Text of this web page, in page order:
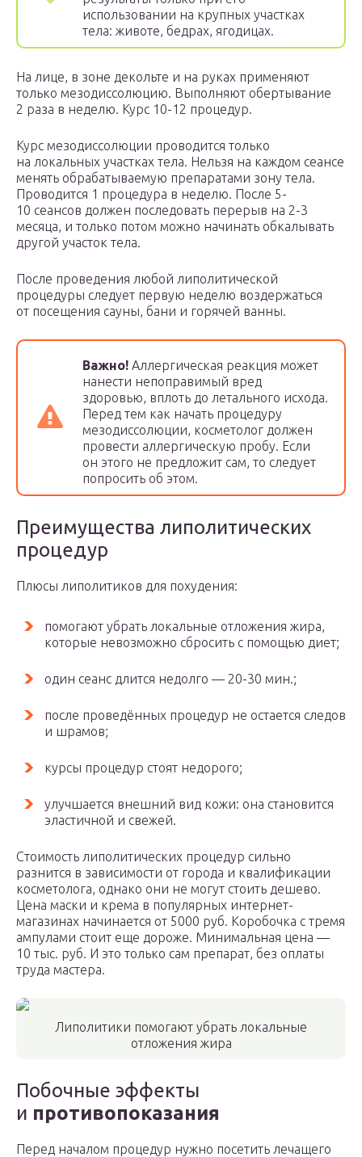
использовании на крупных участках
тела: животе, бедрах, ягодицах.
На лице, в зоне декольте и на руках применяют
только мезодиссолюцию. Выполняют обертывание
2 раза в неделю. Курс 10-12 процедур.
Курс мезодиссолюции проводится только
на локальных участках тела. Нельзя на каждом сеансе
менять обрабатываемую препаратами зону тела.
Проводится 1 процедура в неделю. После 5-
10 сеансов должен последовать перерыв на 2-3
месяца, и только потом можно начинать обкалывать
другой участок тела.
После проведения любой липолитической
процедуры следует первую неделю воздержаться
от посещения сауны, бани и горячей ванны.
Важно! Аллергическая реакция может
нанести непоправимый вред
здоровью, вплоть до летального исхода.
Перед тем как начать процедуру
мезодиссолюции, косметолог должен
провести аллергическую пробу. Если
он этого не предложит сам, то следует
попросить об этом.
Преимущества липолитических
процедур
Плюсы липолитиков для похудения:
помогают убрать локальные отложения жира,
которые невозможно сбросить с помощью диет;
один сеанс длится недолго — 20-30 мин.;
после проведённых процедур не остается следов
и шрамов;
курсы процедур стоят недорого;
улучшается внешний вид кожи: она становится
эластичной и свежей.
Стоимость липолитических процедур сильно
разнится в зависимости от города и квалификации
косметолога, однако они не могут стоить дешево.
Цена маски и крема в популярных интернет-
магазинах начинается от 5000 руб. Коробочка с тремя
ампулами стоит еще дороже. Минимальная цена —
10 тыс. руб. И это только сам препарат, без оплаты
труда мастера.
Липолитики помогают убрать локальные
отложения жира
Побочные эффекты
и противопоказания
Перед началом процедур нужно посетить лечащего